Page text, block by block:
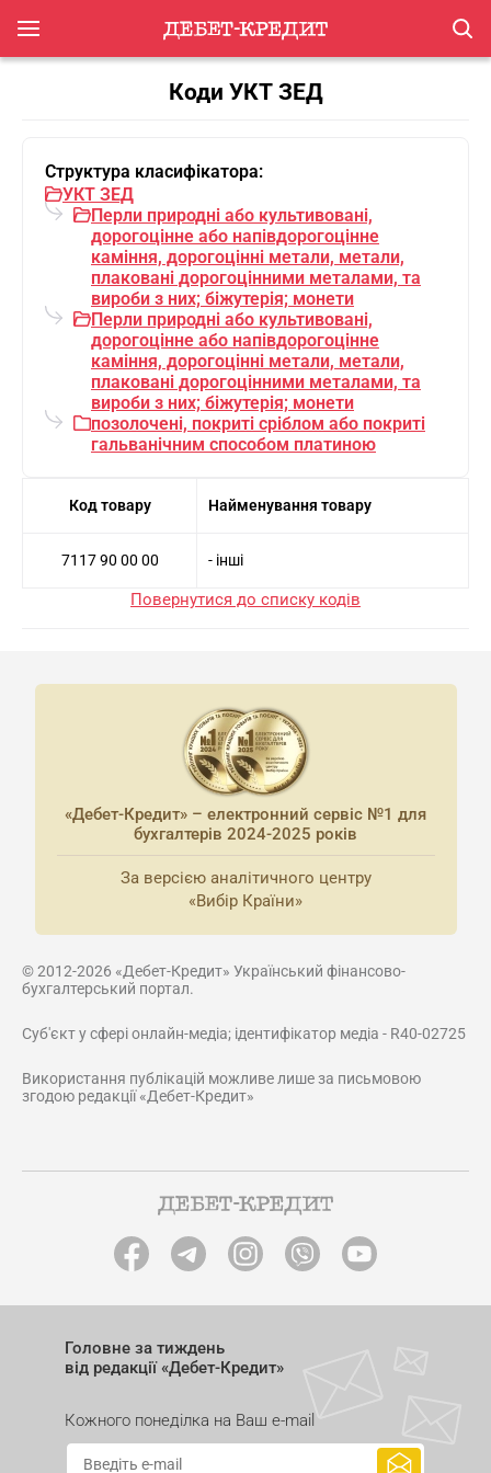
Коди УКТ ЗЕД
Структура класифікатора:
УКТ ЗЕД
Перли природнi або культивованi,
дорогоцiнне або напiвдорогоцiнне
камiння, дорогоцiннi метали, метали,
плакованi дорогоцiнними металами, та
вироби з них; бiжутерiя; монети
Перли природнi або культивованi,
дорогоцiнне або напiвдорогоцiнне
камiння, дорогоцiннi метали, метали,
плакованi дорогоцiнними металами, та
вироби з них; бiжутерiя; монети
позолочені, покриті сріблом або покриті
гальванічним способом платиною
Код товару Найменування товару
7117 90 00 00 - інші
Повернутися до списку кодів
«Дебет-Кредит» – електронний сервіс №1 для
бухгалтерів 2024-2025 років
За версією аналітичного центру
«Вибір Країни»
© 2012-2026 «Дебет-Кредит» Український фінансово-
бухгалтерський портал.
Суб'єкт у сфері онлайн-медіа; ідентифікатор медіа - R40-02725
Використання публікацій можливе лише за письмовою
згодою редакції «Дебет-Кредит»
Головне за тиждень
від редакції «Дебет-Кредит»
Кожного понеділка на Ваш e-mail